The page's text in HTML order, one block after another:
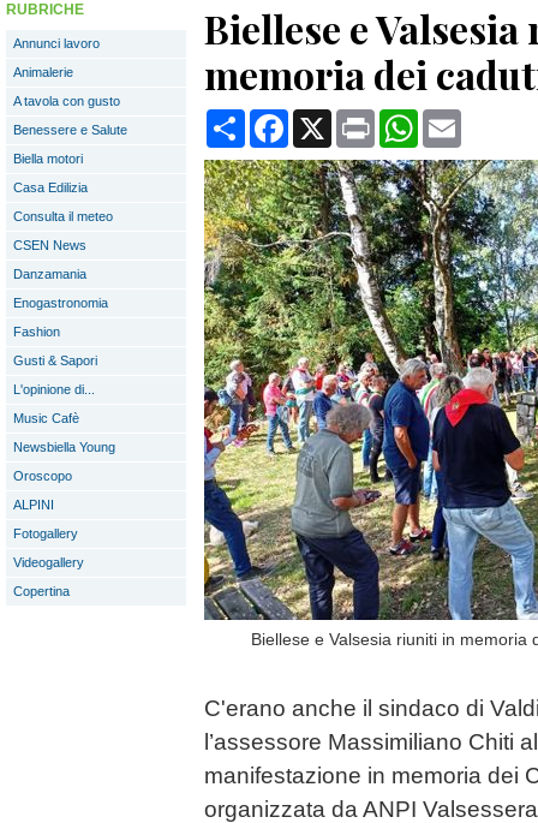
RUBRICHE
Annunci lavoro
Animalerie
A tavola con gusto
Benessere e Salute
Biella motori
Casa Edilizia
Consulta il meteo
CSEN News
Danzamania
Enogastronomia
Fashion
Gusti & Sapori
L'opinione di...
Music Cafè
Newsbiella Young
Oroscopo
ALPINI
Fotogallery
Videogallery
Copertina
Biellese e
memoria dei
CondividiFacebook
X Print WhatsApp
Biellese e Valsesia riuniti in
C'erano anche il sindaco di
l’assessore Massimiliano Chiti
manifestazione in memoria dei
organizzata da ANPI